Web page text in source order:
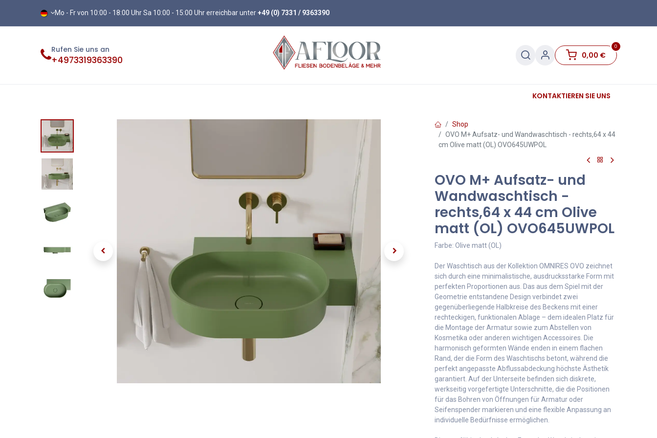
Mo - Fr von 10:00 - 18:00 Uhr Sa 10:00 - 15:00 Uhr erreichbar unter+49 (0) 7331 / 9363390
Rufen Sie uns an
+4973319363390
0
0,00 €
Sockelleisten Sale
KONTAKTIEREN SIE UNS
Shop
OVO M+ Aufsatz- und Wandwaschtisch - rechts,64 x 44
cm Olive matt (OL) OVO645UWPOL
OVO M+ Aufsatz- und
Wandwaschtisch -
rechts,64 x 44 cm Olive
matt (OL) OVO645UWPOL
Farbe: Olive matt (OL)
Der Waschtisch aus der Kollektion OMNIRES OVO zeichnet
sich durch eine minimalistische, ausdrucksstarke Form mit
perfekten Proportionen aus. Das aus dem Spiel mit der
Geometrie entstandene Design verbindet zwei
gegenüberliegende Halbkreise des Beckens mit einer
rechteckigen, funktionalen Ablage – dem idealen Platz für
die Montage der Armatur sowie zum Abstellen von
Kosmetika oder anderen wichtigen Accessoires. Die
harmonisch geformten Wände enden in einem flachen
Rand, der die Form des Waschtischs betont, während die
perfekt angepasste Abflussabdeckung höchste Ästhetik
garantiert. Auf der Unterseite befinden sich diskrete,
werkseitig vorgefertigte Unterschnitte, die die Positionen
für das Bohren von Öffnungen für Armatur oder
Seifenspender markieren und eine flexible Anpassung an
individuelle Bedürfnisse ermöglichen.